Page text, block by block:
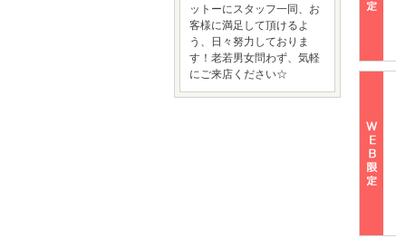
ットーにスタッフ一同、お
客様に満足して頂けるよ
う、日々努力しておりま
す！老若男女問わず、気軽
にご来店ください☆